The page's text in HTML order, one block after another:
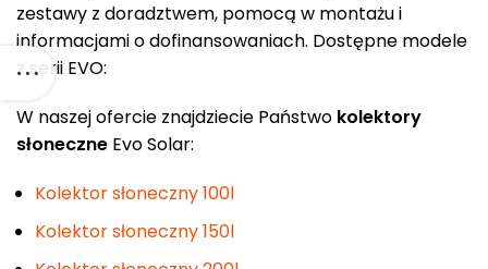
zestawy z doradztwem, pomocą w montażu i
informacjami o dofinansowaniach. Dostępne modele
z serii EVO:
W naszej ofercie znajdziecie Państwo kolektory
słoneczne Evo Solar:
Kolektor słoneczny 100l
Kolektor słoneczny 150l